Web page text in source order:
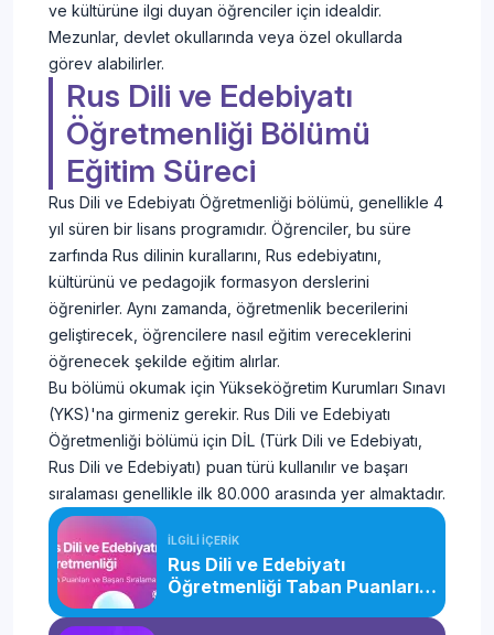
ve kültürüne ilgi duyan öğrenciler için idealdir.
Mezunlar, devlet okullarında veya özel okullarda
görev alabilirler.
Rus Dili ve Edebiyatı
Öğretmenliği Bölümü
Eğitim Süreci
Rus Dili ve Edebiyatı Öğretmenliği bölümü, genellikle 4
yıl süren bir lisans programıdır. Öğrenciler, bu süre
zarfında Rus dilinin kurallarını, Rus edebiyatını,
kültürünü ve pedagojik formasyon derslerini
öğrenirler. Aynı zamanda, öğretmenlik becerilerini
geliştirecek, öğrencilere nasıl eğitim vereceklerini
öğrenecek şekilde eğitim alırlar.
Bu bölümü okumak için Yükseköğretim Kurumları Sınavı
(YKS)'na girmeniz gerekir. Rus Dili ve Edebiyatı
Öğretmenliği bölümü için DİL (Türk Dili ve Edebiyatı,
Rus Dili ve Edebiyatı) puan türü kullanılır ve başarı
sıralaması genellikle ilk 80.000 arasında yer almaktadır.
İLGİLİ İÇERİK
Rus Dili ve Edebiyatı
Öğretmenliği Taban Puanları